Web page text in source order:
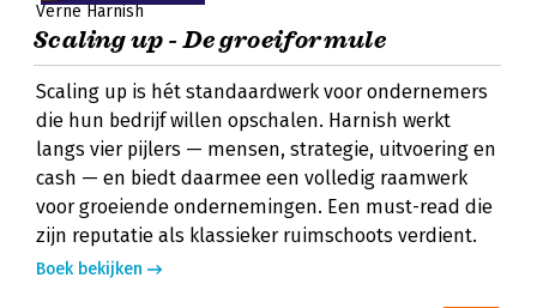
Verne Harnish
Scaling up - De groeiformule
Scaling up is hét standaardwerk voor ondernemers
die hun bedrijf willen opschalen. Harnish werkt
langs vier pijlers — mensen, strategie, uitvoering en
cash — en biedt daarmee een volledig raamwerk
voor groeiende ondernemingen. Een must-read die
zijn reputatie als klassieker ruimschoots verdient.
Boek bekijken